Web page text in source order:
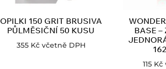
OPILKI 150 GRIT BRUSIVA
PŮLMĚSIČNÍ 50 KUSU
355 Kč včetně DPH
BASE –
115 Kč